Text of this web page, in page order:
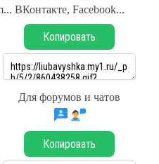
ВКонтакте, Facebook...
Копировать
Для форумов и чатов
Копировать